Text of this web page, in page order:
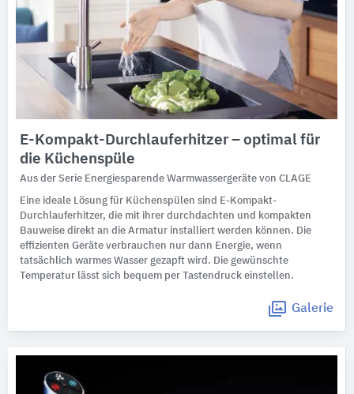
E-Kompakt-Durchlauferhitzer – optimal für
die Küchenspüle
Aus der Serie Energiesparende Warmwassergeräte von CLAGE
Eine ideale Lösung für Küchenspülen sind E-Kompakt-
Durchlauferhitzer, die mit ihrer durchdachten und kompakten
Bauweise direkt an die Armatur installiert werden können. Die
effizienten Geräte verbrauchen nur dann Energie, wenn
tatsächlich warmes Wasser gezapft wird. Die gewünschte
Temperatur lässt sich bequem per Tastendruck einstellen.
Galerie